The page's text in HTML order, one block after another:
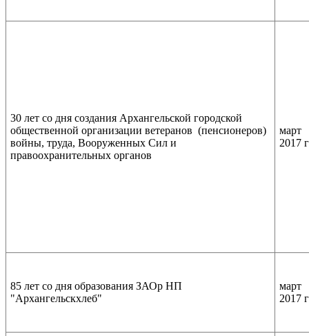
30 лет со дня создания Архангельской городской
общественной организации ветеранов (пенсионеров)
войны, труда, Вооруженных Сил и
правоохранительных органов
март
2017
85 лет со дня образования ЗАОр НП
"Архангельскхлеб"
март
2017